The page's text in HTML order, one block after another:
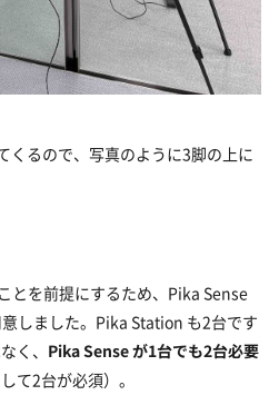
くるので、写真のように3脚の上に
ことを前提にするため、Pika Sense
しました。Pika Station も2台です
く、 Pika Sense が1台でも2台必要
て2台が必須）。